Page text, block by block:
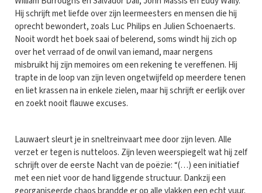
Hij schrijft met liefde over zijn leermeesters en mensen die hij
oprecht bewondert, zoals Luc Philips en Julien Schoenaerts.
Nooit wordt het boek saai of belerend, soms windt hij zich op
over het verraad of de onwil van iemand, maar nergens
misbruikt hij zijn memoires om een rekening te vereffenen. Hij
trapte in de loop van zijn leven ongetwijfeld op meerdere tenen
en liet krassen na in enkele zielen, maar hij schrijft er eerlijk over
en zoekt nooit flauwe excuses.
Lauwaert sleurt je in sneltreinvaart mee door zijn leven. Alle
verzet er tegen is nutteloos. Zijn leven weerspiegelt wat hij zelf
schrijft over de eerste Nacht van de poëzie: “(…) een initiatief
met een niet voor de hand liggende structuur. Dankzij een